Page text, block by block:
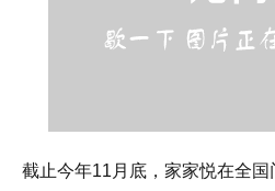
截止今年11月底，家家悦在全